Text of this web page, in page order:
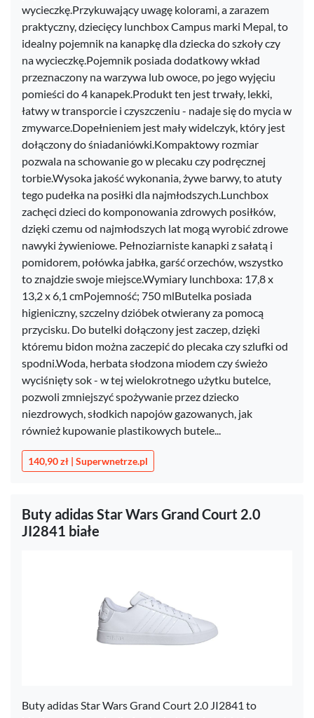
wycieczkę.Przykuwający uwagę kolorami, a zarazem
praktyczny, dziecięcy lunchbox Campus marki Mepal, to
idealny pojemnik na kanapkę dla dziecka do szkoły czy
na wycieczkę.Pojemnik posiada dodatkowy wkład
przeznaczony na warzywa lub owoce, po jego wyjęciu
pomieści do 4 kanapek.Produkt ten jest trwały, lekki,
łatwy w transporcie i czyszczeniu - nadaje się do mycia w
zmywarce.Dopełnieniem jest mały widelczyk, który jest
dołączony do śniadaniówki.Kompaktowy rozmiar
pozwala na schowanie go w plecaku czy podręcznej
torbie.Wysoka jakość wykonania, żywe barwy, to atuty
tego pudełka na posiłki dla najmłodszych.Lunchbox
zachęci dzieci do komponowania zdrowych posiłków,
dzięki czemu od najmłodszych lat mogą wyrobić zdrowe
nawyki żywieniowe. Pełnoziarniste kanapki z sałatą i
pomidorem, połówka jabłka, garść orzechów, wszystko
to znajdzie swoje miejsce.Wymiary lunchboxa: 17,8 x
13,2 x 6,1 cmPojemność; 750 mlButelka posiada
higieniczny, szczelny dzióbek otwierany za pomocą
przycisku. Do butelki dołączony jest zaczep, dzięki
któremu bidon można zaczepić do plecaka czy szlufki od
spodni.Woda, herbata słodzona miodem czy świeżo
wyciśnięty sok - w tej wielokrotnego użytku butelce,
pozwoli zmniejszyć spożywanie przez dziecko
niezdrowych, słodkich napojów gazowanych, jak
również kupowanie plastikowych butele...
140,90 zł | Superwnetrze.pl
Buty adidas Star Wars Grand Court 2.0
JI2841 białe
Buty adidas Star Wars Grand Court 2.0 JI2841 to